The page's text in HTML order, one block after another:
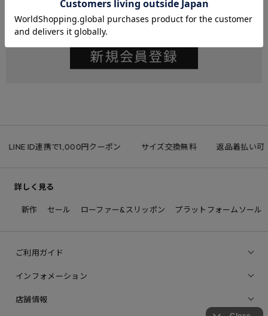
LINE ID連携で1,000円クーポン サイズ交換無料 返品着払い可
詳しく見る
新作 セール ローファー&スリッポン プラットフォームソール
ご利用ガイド
インフォメーション
店舗情報